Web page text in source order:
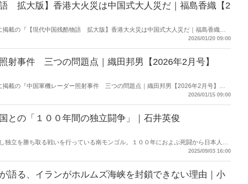
語 拡大版】香港大火災は中国式大人災だ｜福島香織【2
掲載の『【現代中国残酷物語 拡大版】香港大火災は中国式大人災だ｜福島香織
2026/01/20 09:00
射事件 三つの問題点｜織田邦男【2026年2月号】
掲載の『中国軍機レーダー照射事件 三つの問題点｜織田邦男【2026年2月号】』
2026/01/15 09:00
との「１００年間の独立闘争」｜石井英俊
独立を勝ち取る戦いを行っている南モンゴル。１００年におよぶ死闘から日本人が
て今年１０月、日本で内モンゴル人民党１００周年記念集会が開催される。2025/09/03 16:00
語る、イランがホルムズ海峡を封鎖できない理由｜小